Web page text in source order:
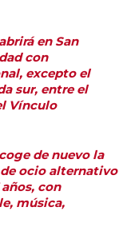
en San
con
excepto el
sur, entre el
Vínculo
de nuevo la
ocio alternativo
años, con
música,